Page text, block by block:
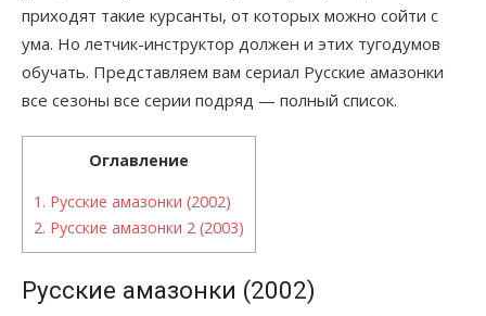
приходят такие курсанты, от которых можно сойти с
ума. Но летчик-инструктор должен и этих тугодумов
обучать. Представляем вам сериал Русские амазонки
все сезоны все серии подряд — полный список.
Оглавление
1. Русские амазонки (2002)
2. Русские амазонки 2 (2003)
Русские амазонки (2002)